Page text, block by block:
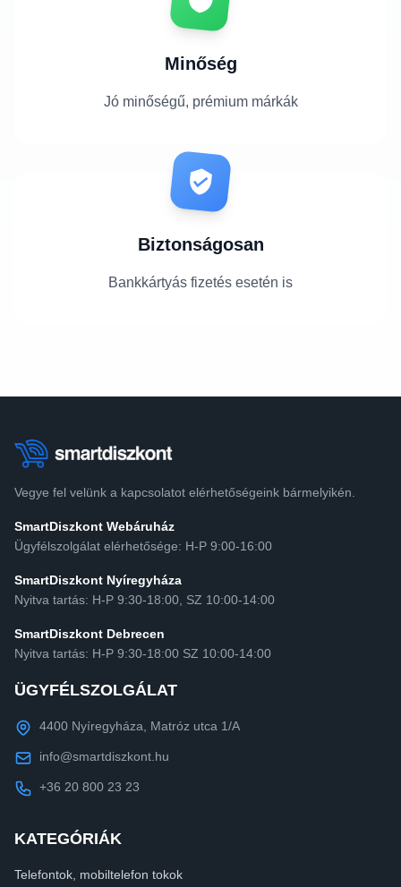
Minőség
Jó minőségű, prémium márkák
Biztonságosan
Bankkártyás fizetés esetén is
Vegye fel velünk a kapcsolatot elérhetőségeink bármelyikén.
SmartDiszkont Webáruház
Ügyfélszolgálat elérhetősége: H-P 9:00-16:00
SmartDiszkont Nyíregyháza
Nyitva tartás: H-P 9:30-18:00, SZ 10:00-14:00
SmartDiszkont Debrecen
Nyitva tartás: H-P 9:30-18:00 SZ 10:00-14:00
ÜGYFÉLSZOLGÁLAT
4400 Nyíregyháza, Matróz utca 1/A
info@smartdiszkont.hu
+36 20 800 23 23
KATEGÓRIÁK
Telefontok, mobiltelefon tokok